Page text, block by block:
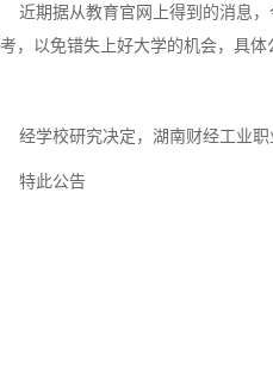
近期据从教育官网上得到的消息，
考，以免错失上好大学的机会，具体
经学校研究决定，湖南财经工业职
特此公告